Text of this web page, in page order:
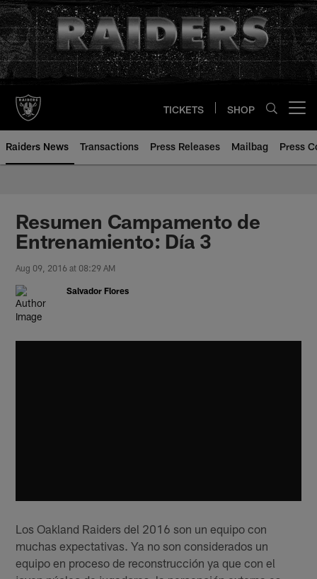
Skip
to
main
content
TICKETS SHOP
Raiders News Transactions Press Releases Mailbag Press
Resumen Campamento de
Entrenamiento: Día 3
Aug 09, 2016 at 08:29 AM
Salvador Flores
Los Oakland Raiders del 2016 son un equipo con
muchas expectativas. Ya no son considerados un
equipo en proceso de reconstrucción ya que con el